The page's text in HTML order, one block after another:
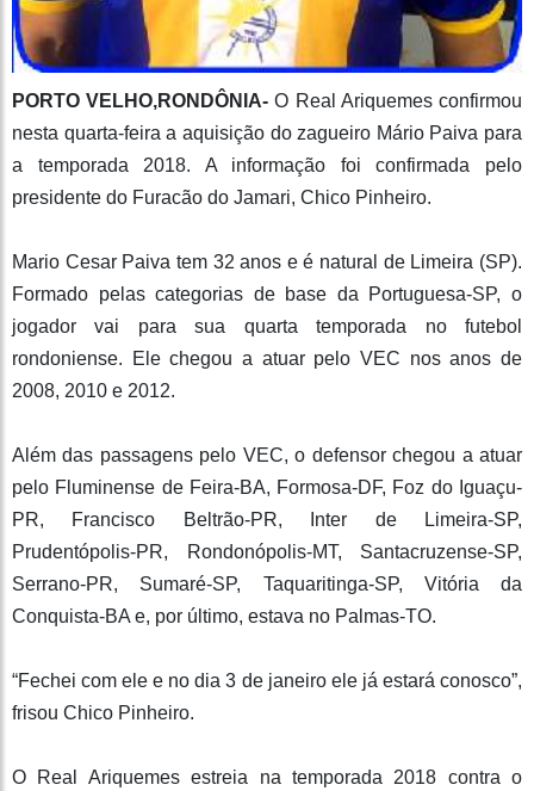
PORTO VELHO,RONDÔNIA-O Real Ariquemes confirmou
nesta quarta-feira a aquisição do zagueiro Mário Paiva para
a temporada 2018. A informação foi confirmada pelo
presidente do Furacão do Jamari, Chico Pinheiro.
Mario Cesar Paiva tem 32 anos e é natural de Limeira (SP).
Formado pelas categorias de base da Portuguesa-SP, o
jogador vai para sua quarta temporada no futebol
rondoniense. Ele chegou a atuar pelo VEC nos anos de
2008, 2010 e 2012.
Além das passagens pelo VEC, o defensor chegou a atuar
pelo Fluminense de Feira-BA, Formosa-DF, Foz do Iguaçu-
PR, Francisco Beltrão-PR, Inter de Limeira-SP,
Prudentópolis-PR, Rondonópolis-MT, Santacruzense-SP,
Serrano-PR, Sumaré-SP, Taquaritinga-SP, Vitória da
Conquista-BA e, por último, estava no Palmas-TO.
“Fechei com ele e no dia 3 de janeiro ele já estará conosco”,
frisou Chico Pinheiro.
O Real Ariquemes estreia na temporada 2018 contra o